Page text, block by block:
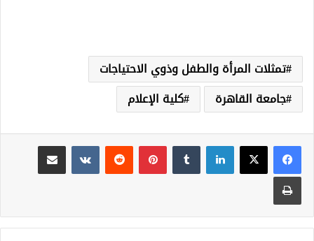
تمثلات المرأة والطفل وذوي الاحتياجات
جامعة القاهرة
كلية الإعلام
لينكدإن بينتيريست